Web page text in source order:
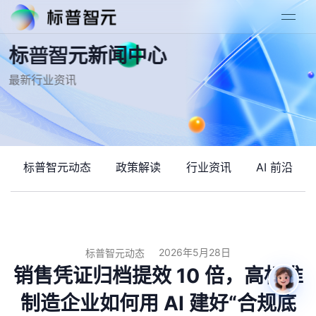
标普智元新闻中心
最新行业资讯
标普智元动态 政策解读 行业资讯 AI 前沿
标普智元动态 2026年5月28日
销售凭证归档提效 10 倍，高标准
制造企业如何用 AI 建好“合规底